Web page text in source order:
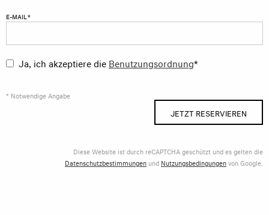
E-MAIL *
Ja, ich akzeptiere die Benutzungsordnung*
* Notwendige Angabe
JETZT RESERVIEREN
Diese Website ist durch reCAPTCHA geschützt und es gelten die
Datenschutzbestimmungen und Nutzungsbedingungenvon Google.